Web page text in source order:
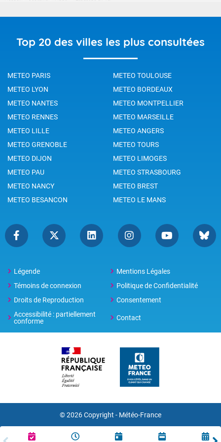
Top 20 des villes les plus consultées
METEO PARIS
METEO TOULOUSE
METEO LYON
METEO BORDEAUX
METEO NANTES
METEO MONTPELLIER
METEO RENNES
METEO MARSEILLE
METEO LILLE
METEO ANGERS
METEO GRENOBLE
METEO TOURS
METEO DIJON
METEO LIMOGES
METEO PAU
METEO STRASBOURG
METEO NANCY
METEO BREST
METEO BESANCON
METEO LE MANS
Légende
Mentions Légales
Témoins de connexion
Politique de Confidentialité
Droits de Reproduction
Consentement
Accessibilité : partiellement
conforme
Contact
© 2026 Copyright - Météo-France